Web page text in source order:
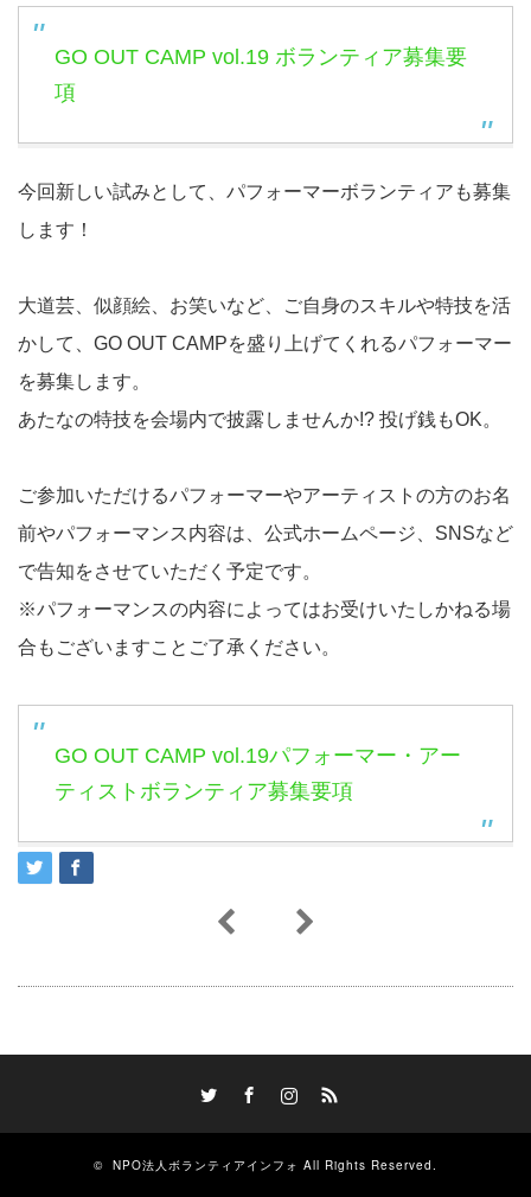
GO OUT CAMP vol.19 ボランティア募集要
項
今回新しい試みとして、パフォーマーボランティアも募集
します！
大道芸、似顔絵、お笑いなど、ご自身のスキルや特技を活
かして、GO OUT CAMPを盛り上げてくれるパフォーマー
を募集します。
あたなの特技を会場内で披露しませんか!? 投げ銭もOK。
ご参加いただけるパフォーマーやアーティストの方のお名
前やパフォーマンス内容は、公式ホームページ、SNSなど
で告知をさせていただく予定です。
※パフォーマンスの内容によってはお受けいたしかねる場
合もございますことご了承ください。
GO OUT CAMP vol.19パフォーマー・アー
ティストボランティア募集要項
InstagramRSS
© NPO法人ボランティアインフォ All Rights Reserved.